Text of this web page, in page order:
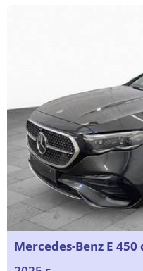
Mercedes-Benz E 450